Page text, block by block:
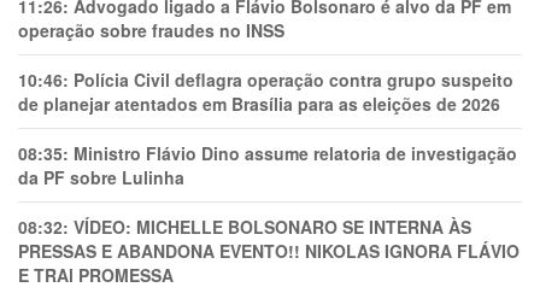
11:26: Advogado ligado a Flávio Bolsonaro é alvo da PF em
operação sobre fraudes no INSS
10:46: Polícia Civil deflagra operação contra grupo suspeito
de planejar atentados em Brasília para as eleições de 2026
08:35: Ministro Flávio Dino assume relatoria de investigação
da PF sobre Lulinha
08:32: VÍDEO: MICHELLE BOLSONARO SE INTERNA ÀS
PRESSAS E ABANDONA EVENTO!! NIKOLAS IGNORA FLÁVIO
E TRAl PROMESSA